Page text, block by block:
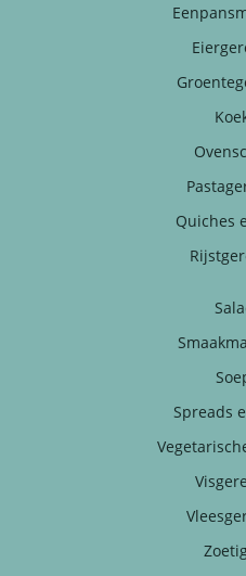
Quiches
Spreads